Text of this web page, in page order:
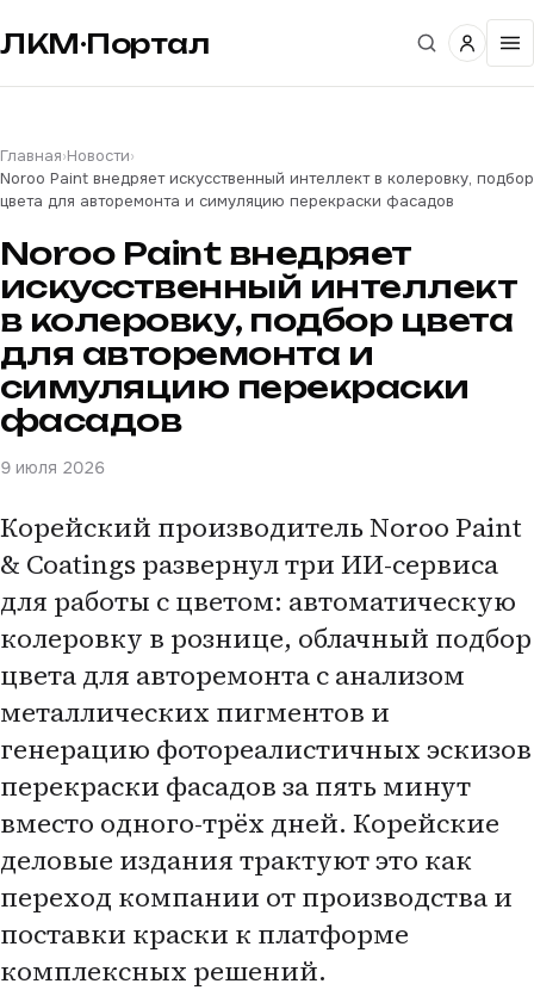
ЛКМ·Портал
Главная›Новости›
Noroo Paint внедряет искусственный интеллект в колеровку, подбор
цвета для авторемонта и симуляцию перекраски фасадов
Noroo Paint внедряет
искусственный интеллект
в колеровку, подбор цвета
для авторемонта и
симуляцию перекраски
фасадов
9 июля 2026
Корейский производитель Noroo Paint
& Coatings развернул три ИИ-сервиса
для работы с цветом: автоматическую
колеровку в рознице, облачный подбор
цвета для авторемонта с анализом
металлических пигментов и
генерацию фотореалистичных эскизов
перекраски фасадов за пять минут
вместо одного-трёх дней. Корейские
деловые издания трактуют это как
переход компании от производства и
поставки краски к платформе
комплексных решений.